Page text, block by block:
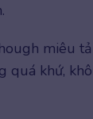
miêu
quá khứ,